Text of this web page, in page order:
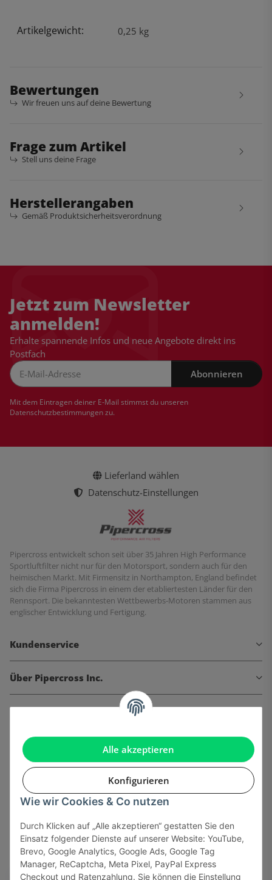
Alle akzeptieren
Konfigurieren
Wie wir Cookies & Co nutzen
Durch Klicken auf „Alle akzeptieren“ gestatten Sie den
Einsatz folgender Dienste auf unserer Website: YouTube,
Brevo, Google Analytics, Google Ads, Google Tag
Manager, ReCaptcha, Meta Pixel, PayPal Express
Checkout und Ratenzahlung. Sie können die Einstellung
Produkteigenschaft
Wert
Artikelgewicht: 0,25 kg
Bewertungen
Wir freuen uns auf deine Bewertung
Frage zum Artikel
Stell uns deine Frage
Herstellerangaben
Gemäß Produktsicherheitsverordnung
Jetzt zum Newsletter
anmelden!
Erhalte spannende Infos und neue Angebote direkt ins
Postfach
Abonnieren
Mit dem Eintragen deiner E-Mail stimmst du unseren
Datenschutzbestimmungenzu.
Lieferland wählen
Datenschutz-Einstellungen
Pipercross entwickelt schon seit über 35 Jahren High Performance
Sportluftfilter nicht nur für den Motorsport, sondern auch für den
heimischen Markt. Mit Firmensitz in Northampton, England befindet
sich die Firma Pipercross in einem der etabliertesten Länder für den
Rennsport. Die bekanntesten Wettbewerbs-Motoren stammen aus
englischer Entwicklung und Fertigung.
Kundenservice
Über Pipercross Inc.
Informationen
Gesetzliche Informationen
Sicher bezahlen via: